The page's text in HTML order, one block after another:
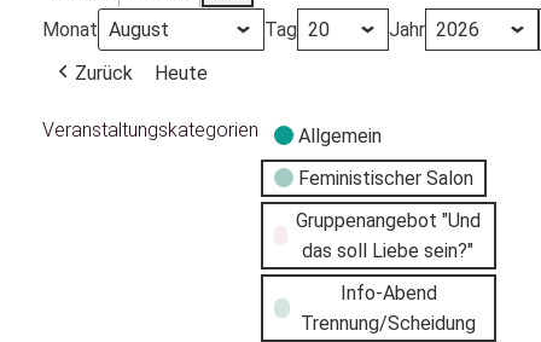
Monat
Tag
Jahr
Zurück
Heute
Veranstaltungskategorien
Allgemein
Feministischer Salon
Gruppenangebot "Und
das soll Liebe sein?"
Info-Abend
Trennung/Scheidung